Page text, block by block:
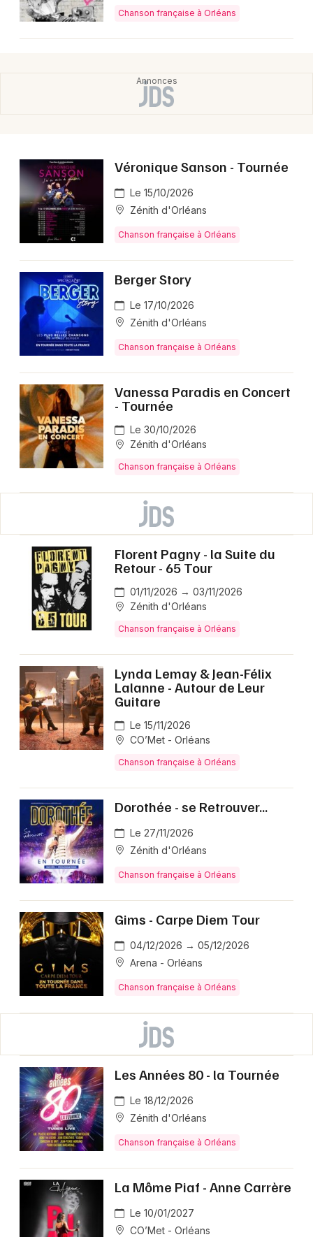
Chanson française à Orléans
Véronique Sanson - Tournée
Le 15/10/2026
Zénith d'Orléans
Chanson française à Orléans
Berger Story
Le 17/10/2026
Zénith d'Orléans
Chanson française à Orléans
Vanessa Paradis en Concert
- Tournée
Le 30/10/2026
Zénith d'Orléans
Chanson française à Orléans
Florent Pagny - la Suite du
Retour - 65 Tour
01/11/2026 → 03/11/2026
Zénith d'Orléans
Chanson française à Orléans
Lynda Lemay & Jean-Félix
Lalanne - Autour de Leur
Guitare
Le 15/11/2026
CO’Met - Orléans
Chanson française à Orléans
Dorothée - se Retrouver...
Le 27/11/2026
Zénith d'Orléans
Chanson française à Orléans
Gims - Carpe Diem Tour
04/12/2026 → 05/12/2026
Arena - Orléans
Chanson française à Orléans
Les Années 80 - la Tournée
Le 18/12/2026
Zénith d'Orléans
Chanson française à Orléans
La Môme Piaf - Anne Carrère
Le 10/01/2027
CO’Met - Orléans